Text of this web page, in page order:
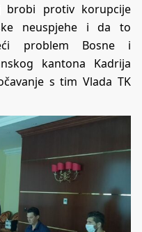
brobi protiv korupcije
neuspjehe i da to
problem Bosne i
kantona Kadrija
s tim Vlada TK